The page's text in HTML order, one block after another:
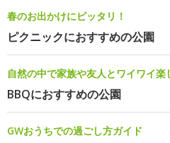
春のお出かけにピッタリ！
ピクニックにおすすめの公園
自然の中で家族や友人とワイワイ楽
BBQにおすすめの公園
GWおうちでの過ごし方ガイド